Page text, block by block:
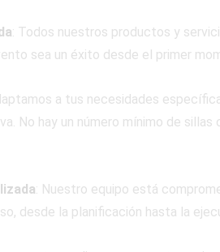
: Todos nuestros productos y
sea un éxito desde el primer
a tus necesidades
No hay un número mínimo de
: Nuestro equipo está
desde la planificación hasta la